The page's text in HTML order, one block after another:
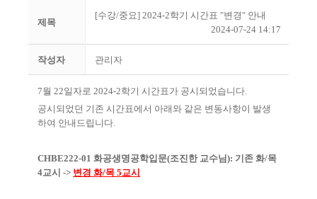
제목
[수강/중요] 2024-2학기 시간표 "변경" 안내
2024-07-24 14:17
작성자 관리자
7월 22일자로 2024-2학기 시간표가 공시되었습니다.
공시되었던 기존 시간표에서 아래와 같은 변동사항이 발생
하여 안내드립니다.
CHBE222-01 화공생명공학입문(조진한 교수님): 기존 화/목
4교시 -> 변경 화/목 5교시